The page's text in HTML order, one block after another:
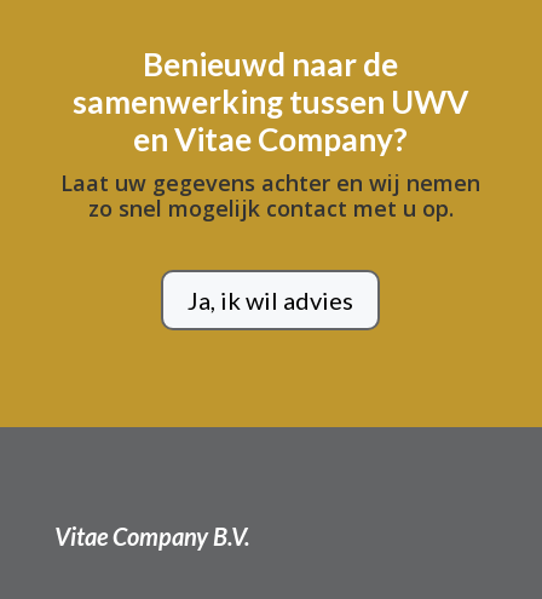
Benieuwd naar de
samenwerking tussen UWV
en Vitae Company?
Laat uw gegevens achter en wij nemen
zo snel mogelijk contact met u op.
Ja, ik wil advies
Vitae Company B.V.